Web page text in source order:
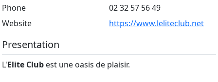
Phone
02 32 57 56 49
Website
https://www.leliteclub.net
Presentation
L'Elite Club est une oasis de plaisir.